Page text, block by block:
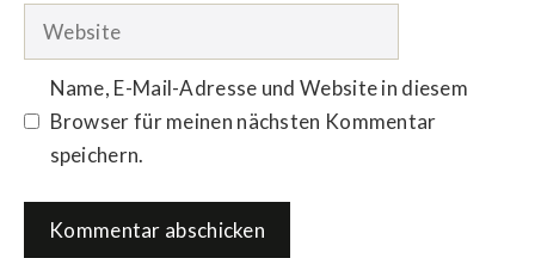
Website
Name, E-Mail-Adresse und Website in diesem
Browser für meinen nächsten Kommentar
speichern.